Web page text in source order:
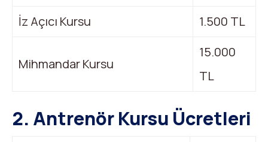
İz Açıcı Kursu
1.500 TL
Mihmandar Kursu
15.000
TL
2. Antrenör Kursu Ücretleri